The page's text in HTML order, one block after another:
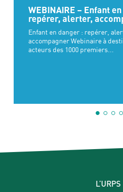
WEBINAIRE – Enfant
repérer, alerter,
Enfant en danger : repérer,
accompagner Webinaire à
acteurs des 1000 premiers...
L’URPS